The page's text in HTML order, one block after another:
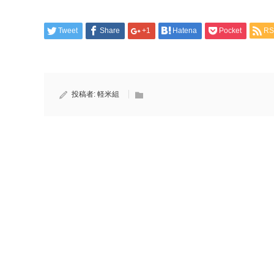
Tweet Share +1 Hatena Pocket
投稿者: 軽米組